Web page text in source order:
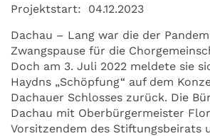
Projektstart:
04.12.2023
Dachau – Lang war die der
Zwangspause für die
Doch am 3. Juli 2022 meldete sie
Haydns „Schöpfung“ auf dem
Dachauer Schlosses zurück. Die
Dachau mit Oberbürgermeister
Vorsitzendem des Stiftungsbeirats